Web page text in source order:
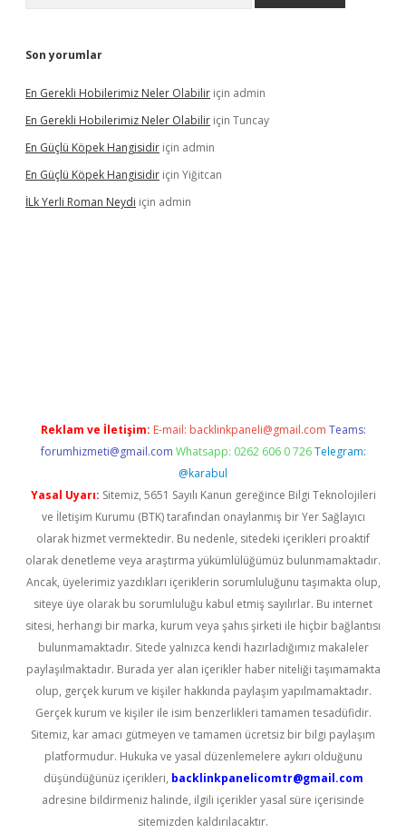
Son yorumlar
En Gerekli Hobilerimiz Neler Olabilir için admin
En Gerekli Hobilerimiz Neler Olabilir için Tuncay
En Güçlü Köpek Hangisidir için admin
En Güçlü Köpek Hangisidir için Yiğitcan
İLk Yerli Roman Neydi için admin
Reklam ve İletişim: E-mail: backlinkpaneli@gmail.com Teams:
forumhizmeti@gmail.com Whatsapp: 0262 606 0 726 Telegram:
@karabul
Yasal Uyarı: Sitemiz, 5651 Sayılı Kanun gereğince Bilgi Teknolojileri
ve İletişim Kurumu (BTK) tarafından onaylanmış bir Yer Sağlayıcı
olarak hizmet vermektedir. Bu nedenle, sitedeki içerikleri proaktif
olarak denetleme veya araştırma yükümlülüğümüz bulunmamaktadır.
Ancak, üyelerimiz yazdıkları içeriklerin sorumluluğunu taşımakta olup,
siteye üye olarak bu sorumluluğu kabul etmiş sayılırlar. Bu internet
sitesi, herhangi bir marka, kurum veya şahıs şirketi ile hiçbir bağlantısı
bulunmamaktadır. Sitede yalnızca kendi hazırladığımız makaleler
paylaşılmaktadır. Burada yer alan içerikler haber niteliği taşımamakta
olup, gerçek kurum ve kişiler hakkında paylaşım yapılmamaktadır.
Gerçek kurum ve kişiler ile isim benzerlikleri tamamen tesadüfidir.
Sitemiz, kar amacı gütmeyen ve tamamen ücretsiz bir bilgi paylaşım
platformudur. Hukuka ve yasal düzenlemelere aykırı olduğunu
düşündüğünüz içerikleri, backlinkpanelicomtr@gmail.com
adresine bildirmeniz halinde, ilgili içerikler yasal süre içerisinde
sitemizden kaldırılacaktır.